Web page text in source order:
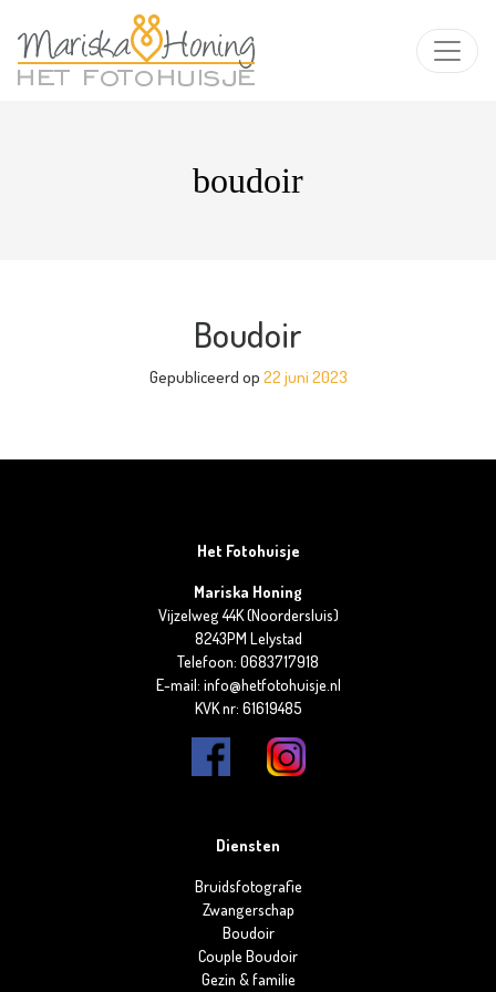
boudoir
Boudoir
Gepubliceerd op 22 juni 2023
Het Fotohuisje
Mariska Honing
Vijzelweg 44K (Noordersluis)
8243PM Lelystad
Telefoon: 0683717918
E-mail: info@hetfotohuisje.nl
KVK nr: 61619485
Diensten
Bruidsfotografie
Zwangerschap
Boudoir
Couple Boudoir
Gezin & familie